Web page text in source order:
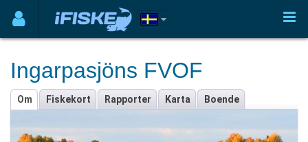
Ingarpasjöns FVOF
Om Fiskekort Rapporter Karta Boende